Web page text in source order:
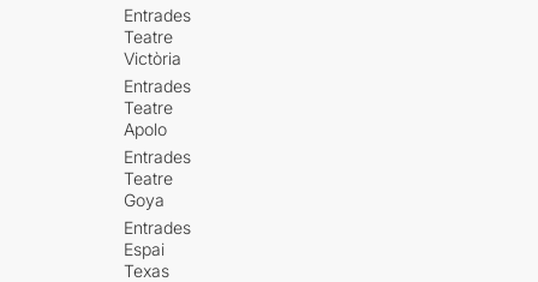
Entrades
Teatre
Victòria
Entrades
Teatre
Apolo
Entrades
Teatre
Goya
Entrades
Espai
Texas